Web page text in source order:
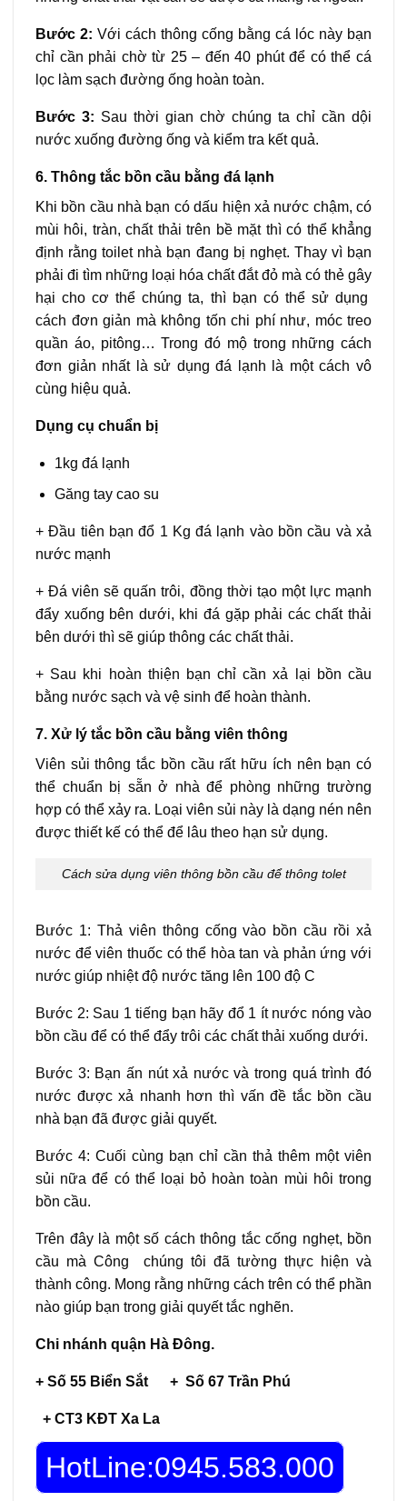
Bước 2: Với cách thông cống bằng cá lóc này bạn
chỉ cần phải chờ từ 25 – đến 40 phút để có thể cá
lọc làm sạch đường ống hoàn toàn.
Bước 3: Sau thời gian chờ chúng ta chỉ cần dội
nước xuống đường ống và kiểm tra kết quả.
6. Thông tắc bồn cầu bằng đá lạnh
Khi bồn cầu nhà bạn có dấu hiện xả nước chậm, có
mùi hôi, tràn, chất thải trên bề mặt thì có thể khẳng
định rằng toilet nhà bạn đang bị nghẹt. Thay vì bạn
phải đi tìm những loại hóa chất đắt đỏ mà có thẻ gây
hại cho cơ thể chúng ta, thì bạn có thể sử dụng
cách đơn giản mà không tốn chi phí như, móc treo
quần áo, pitông… Trong đó mộ trong những cách
đơn giản nhất là sử dụng đá lạnh là một cách vô
cùng hiệu quả.
Dụng cụ chuẩn bị
1kg đá lạnh
Găng tay cao su
+ Đầu tiên bạn đổ 1 Kg đá lạnh vào bồn cầu và xả
nước mạnh
+ Đá viên sẽ quấn trôi, đồng thời tạo một lực mạnh
đẩy xuống bên dưới, khi đá gặp phải các chất thải
bên dưới thì sẽ giúp thông các chất thải.
+ Sau khi hoàn thiện bạn chỉ cần xả lại bồn cầu
bằng nước sạch và vệ sinh để hoàn thành.
7. Xử lý tắc bồn cầu bằng viên thông
Viên sủi thông tắc bồn cầu rất hữu ích nên bạn có
thể chuẩn bị sẵn ở nhà để phòng những trường
hợp có thể xảy ra. Loại viên sủi này là dạng nén nên
được thiết kế có thể để lâu theo hạn sử dụng.
Cách sửa dụng viên thông bồn cầu để thông tolet
Bước 1: Thả viên thông cống vào bồn cầu rồi xả
nước để viên thuốc có thể hòa tan và phản ứng với
nước giúp nhiệt độ nước tăng lên 100 độ C
Bước 2: Sau 1 tiếng bạn hãy đổ 1 ít nước nóng vào
bồn cầu để có thể đẩy trôi các chất thải xuống dưới.
Bước 3: Bạn ấn nút xả nước và trong quá trình đó
nước được xả nhanh hơn thì vấn đề tắc bồn cầu
nhà bạn đã được giải quyết.
Bước 4: Cuối cùng bạn chỉ cần thả thêm một viên
sủi nữa để có thể loại bỏ hoàn toàn mùi hôi trong
bồn cầu.
Trên đây là một số cách thông tắc cống nghẹt, bồn
cầu mà Công chúng tôi đã tường thực hiện và
thành công. Mong rằng những cách trên có thể phần
nào giúp bạn trong giải quyết tắc nghẽn.
Chi nhánh quận Hà Đông.
+ Số 55 Biển Sắt + Số 67 Trần Phú
+ CT3 KĐT Xa La
HotLine:0945.583.000